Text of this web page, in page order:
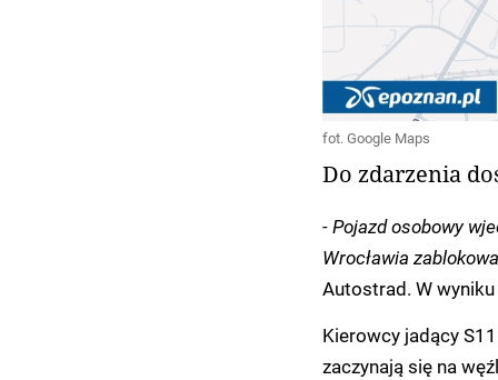
fot. Google Maps
Do zdarzenia
- Pojazd osobowy
Wrocławia
Autostrad. W
Kierowcy jadący
zaczynają się na